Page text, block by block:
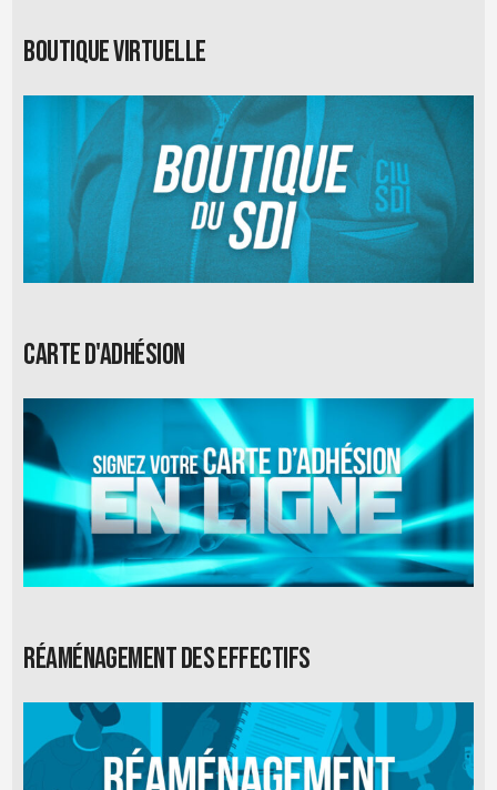
Boutique virtuelle
Carte d'adhésion
Réaménagement des effectifs